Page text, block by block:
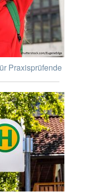
Praxisprüfende